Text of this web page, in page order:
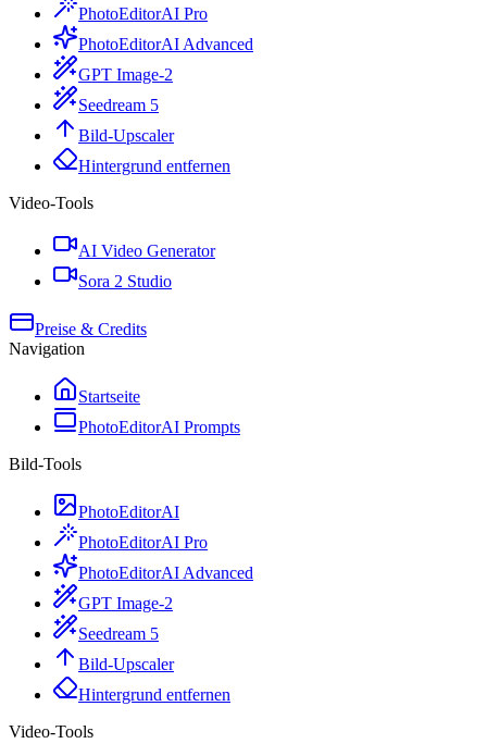
PhotoEditorAI Pro
PhotoEditorAI Advanced
GPT Image-2
Seedream 5
Bild-Upscaler
Hintergrund entfernen
Video-Tools
AI Video Generator
Sora 2 Studio
Preise & Credits
Navigation
Startseite
PhotoEditorAI Prompts
Bild-Tools
PhotoEditorAI
PhotoEditorAI Pro
PhotoEditorAI Advanced
GPT Image-2
Seedream 5
Bild-Upscaler
Hintergrund entfernen
Video-Tools